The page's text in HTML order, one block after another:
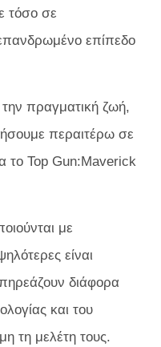
τόσο σε
επίπεδο
την πραγματική ζωή,
περαιτέρω σε
το Top Gun:Maverick
με
είναι
διάφορα
και του
τη μελέτη τους.